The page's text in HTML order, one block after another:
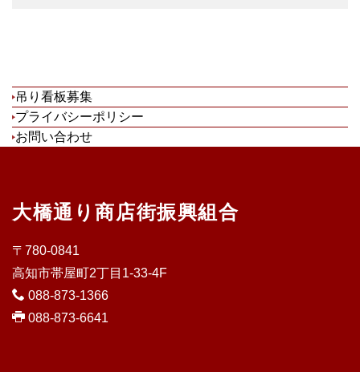
吊り看板募集
プライバシーポリシー
お問い合わせ
大橋通り商店街振興組合
〒780-0841
高知市帯屋町2丁目1-33-4F
088-873-1366
088-873-6641